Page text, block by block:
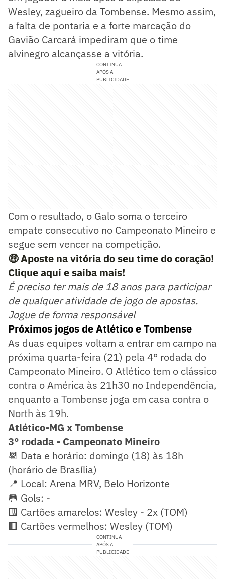
Wesley, zagueiro da Tombense. Mesmo assim,
a falta de pontaria e a forte marcação do
Gavião Carcará impediram que o time
alvinegro alcançasse a vitória.
CONTINUA
APÓS A
PUBLICIDADE
Com o resultado, o Galo soma o terceiro
empate consecutivo no Campeonato Mineiro e
segue sem vencer na competição.
🤑 Aposte na vitória do seu time do coração!
Clique aqui e saiba mais!
É preciso ter mais de 18 anos para participar
de qualquer atividade de jogo de apostas.
Jogue de forma responsável
Próximos jogos de Atlético e Tombense
As duas equipes voltam a entrar em campo na
próxima quarta-feira (21) pela 4° rodada do
Campeonato Mineiro. O Atlético tem o clássico
contra o América às 21h30 no Independência,
enquanto a Tombense joga em casa contra o
North às 19h.
Atlético-MG x Tombense
3° rodada - Campeonato Mineiro
📆 Data e horário: domingo (18) às 18h
(horário de Brasília)
📍 Local: Arena MRV, Belo Horizonte
🥅 Gols: -
🟨 Cartões amarelos: Wesley - 2x (TOM)
🟥 Cartões vermelhos: Wesley (TOM)
CONTINUA
APÓS A
PUBLICIDADE